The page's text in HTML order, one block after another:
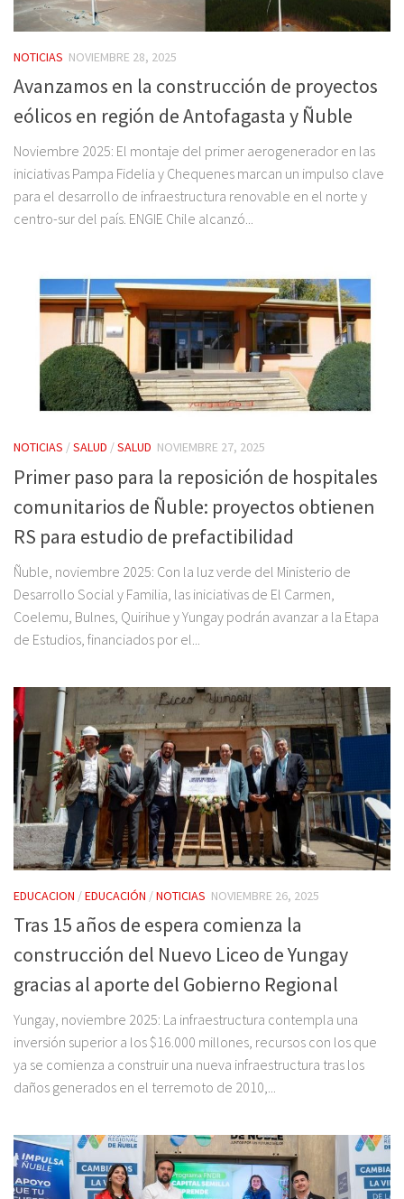
NOTICIAS NOVIEMBRE 28, 2025
Avanzamos en la construcción de proyectos
eólicos en región de Antofagasta y Ñuble
Noviembre 2025: El montaje del primer aerogenerador en las
iniciativas Pampa Fidelia y Chequenes marcan un impulso clave
para el desarrollo de infraestructura renovable en el norte y
centro-sur del país. ENGIE Chile alcanzó...
NOTICIAS /SALUD /SALUD NOVIEMBRE 27, 2025
Primer paso para la reposición de hospitales
comunitarios de Ñuble: proyectos obtienen
RS para estudio de prefactibilidad
Ñuble, noviembre 2025: Con la luz verde del Ministerio de
Desarrollo Social y Familia, las iniciativas de El Carmen,
Coelemu, Bulnes, Quirihue y Yungay podrán avanzar a la Etapa
de Estudios, financiados por el...
EDUCACION /EDUCACIÓN /NOTICIAS NOVIEMBRE 26, 2025
Tras 15 años de espera comienza la
construcción del Nuevo Liceo de Yungay
gracias al aporte del Gobierno Regional
Yungay, noviembre 2025: La infraestructura contempla una
inversión superior a los $16.000 millones, recursos con los que
ya se comienza a construir una nueva infraestructura tras los
daños generados en el terremoto de 2010,...